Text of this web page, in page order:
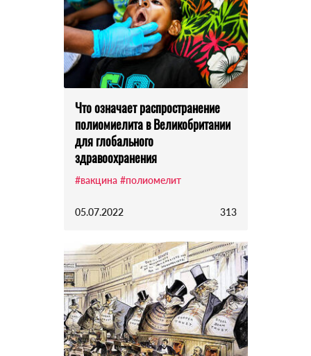
Что означает распространение
полиомиелита в Великобритании
для глобального
здравоохранения
#вакцина #полиомелит
05.07.2022 313